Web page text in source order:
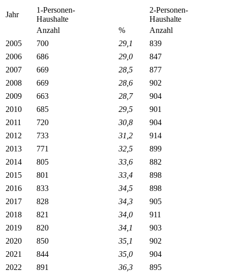
Jahr
1-Personen-
Haushalte
2-Personen-
Haushalte
Anzahl
%
Anzahl
2005
700 29,1
839
2006
686 29,0
847
2007
669 28,5
877
2008
669 28,6
902
2009
663 28,7
904
2010
685 29,5
901
2011
720 30,8
904
2012
733 31,2
914
2013
771 32,5
899
2014
805 33,6
882
2015
801 33,4
898
2016
833 34,5
898
2017
828 34,3
905
2018
821 34,0
911
2019
820 34,1
903
2020
850 35,1
902
2021
844 35,0
904
2022
891 36,3
895